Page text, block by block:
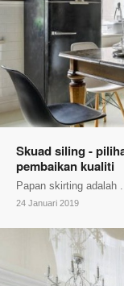
Skuad siling -
pembaikan kualiti
Papan skirting adalah ...
24 Januari 2019